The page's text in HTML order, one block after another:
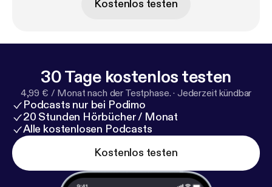
Kostenlos testen
30 Tage kostenlos testen
4,99 € / Monat nach der Testphase. · Jederzeit kündbar
Podcasts nur bei Podimo
20 Stunden Hörbücher / Monat
Alle kostenlosen Podcasts
Kostenlos testen